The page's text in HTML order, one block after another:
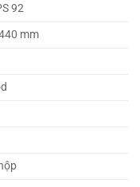
92
mm